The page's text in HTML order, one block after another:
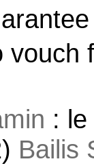
vouch
:
Bailis